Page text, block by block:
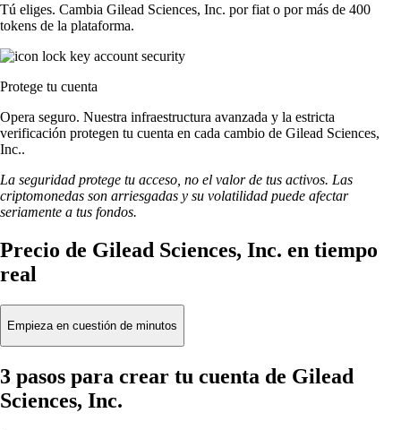
Tú eliges. Cambia Gilead Sciences, Inc. por fiat o por más de 400
tokens de la plataforma.
Protege tu cuenta
Opera seguro. Nuestra infraestructura avanzada y la estricta
verificación protegen tu cuenta en cada cambio de Gilead Sciences,
Inc..
La seguridad protege tu acceso, no el valor de tus activos. Las
criptomonedas son arriesgadas y su volatilidad puede afectar
seriamente a tus fondos.
Precio de Gilead Sciences, Inc. en tiempo
real
Empieza en cuestión de minutos
3 pasos para crear tu cuenta de Gilead
Sciences, Inc.